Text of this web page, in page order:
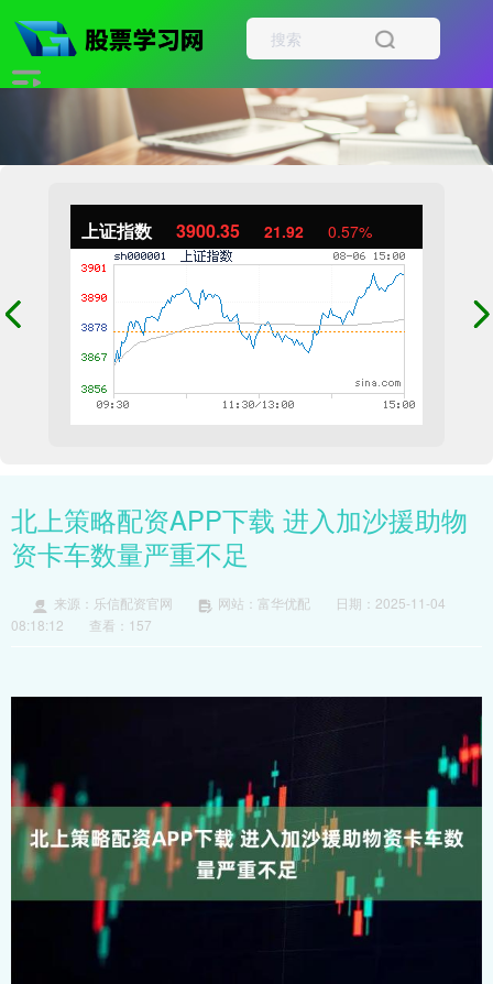
上证指数 3900.35 21.92 0.57%
北上策略配资APP下载 进入加沙援助物
资卡车数量严重不足
来源：乐信配资官网 网站：富华优配
日期：2025-11-04
08:18:12
查看：157